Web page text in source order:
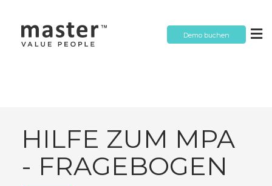
Demo buchen
HILFE ZUM MPA
- FRAGEBOGEN